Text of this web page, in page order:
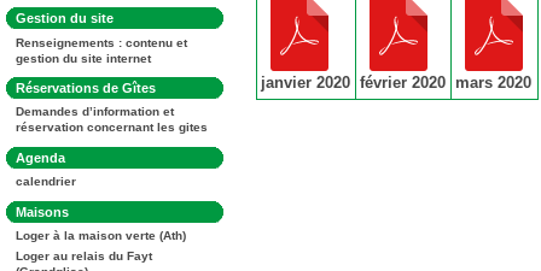
Dans
la
rubrique
:
Gestion du site
Renseignements : contenu et
gestion du site internet
Dans
la
rubrique
:
Réservations de Gîtes
Demandes d’information et
réservation concernant les gites
Dans
la
rubrique
:
Agenda
calendrier
Dans
la
rubrique
:
Maisons
Loger à la maison verte (Ath)
Loger au relais du Fayt
janvier 2020 février 2020 mars 2020